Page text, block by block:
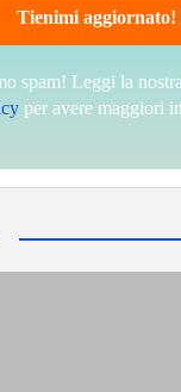
spam! Leggi la nostra
per avere maggiori